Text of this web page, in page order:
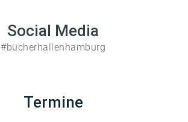
Social Media
#bücherhallenhamburg
Termine